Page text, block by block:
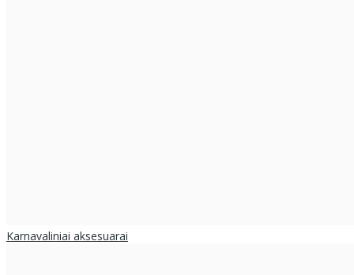
Karnavaliniai aksesuarai